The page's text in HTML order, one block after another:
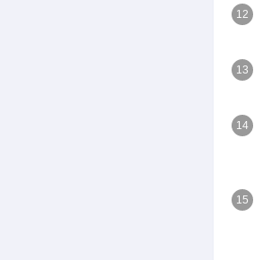
12
13
14
15